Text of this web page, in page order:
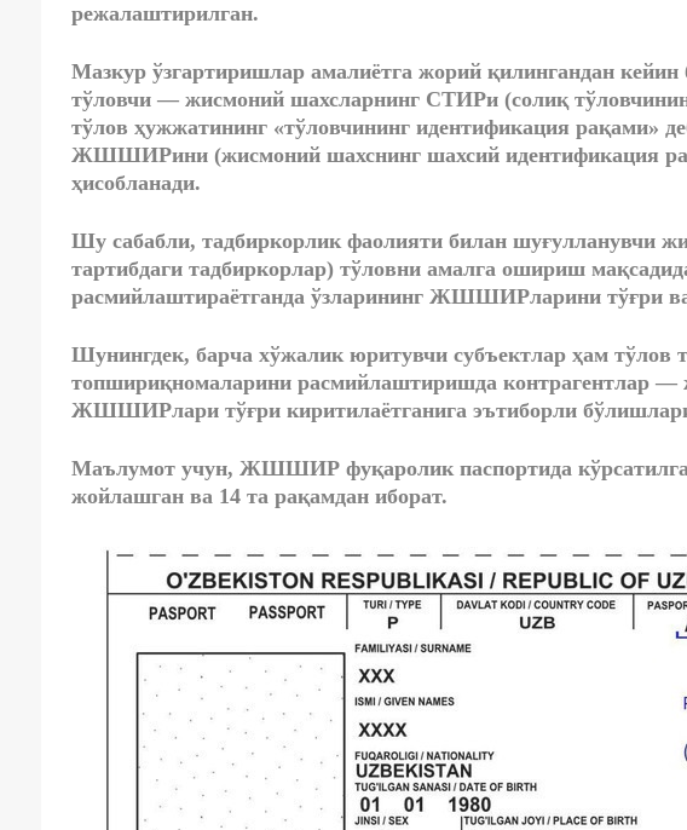
режалаштирилган.
Мазкур ўзгартиришлар амалиётга жорий қилингандан
тўловчи — жисмоний шахсларнинг СТИРи (солиқ
тўлов ҳужжатининг «тўловчининг идентификация рақами»
ЖШШИРини (жисмоний шахснинг шахсий идентификация
ҳисобланади.
Шу сабабли, тадбиркорлик фаолияти билан шуғулланувчи
тартибдаги тадбиркорлар) тўловни амалга ошириш
расмийлаштираётганда ўзларининг ЖШШИРларини тўғри
Шунингдек, барча хўжалик юритувчи субъектлар ҳам тўлов
топшириқномаларини расмийлаштиришда контрагентлар —
ЖШШИРлари тўғри киритилаётганига эътиборли
Маълумот учун, ЖШШИР фуқаролик паспортида
жойлашган ва 14 та рақамдан иборат.